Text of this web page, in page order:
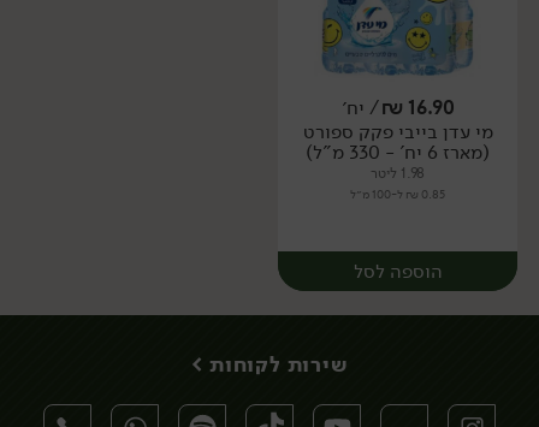
יח׳
16.90
₪/ יח׳
מי עדן בייבי פקק ספורט
(מארז 6 יח' - 330 מ"ל)
1.98 ליטר
0.85 ₪ ל-100 מ״ל
הוספה לסל
שירות לקוחות >